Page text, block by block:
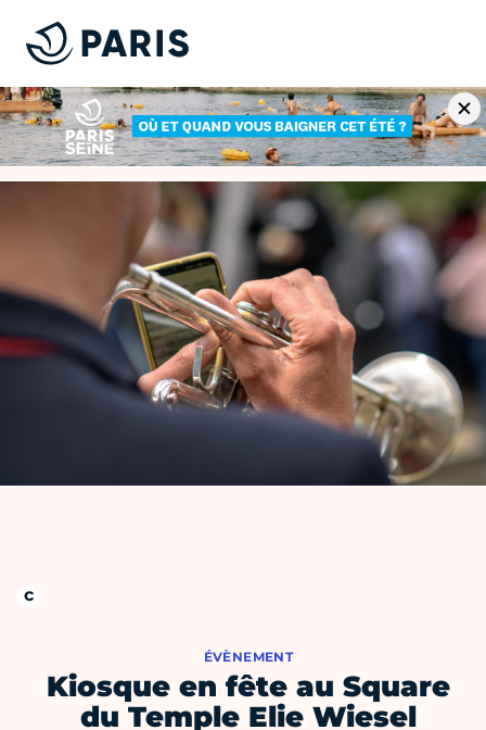
ÉVÈNEMENT
Kiosque en fête au Square
du Temple Elie Wiesel